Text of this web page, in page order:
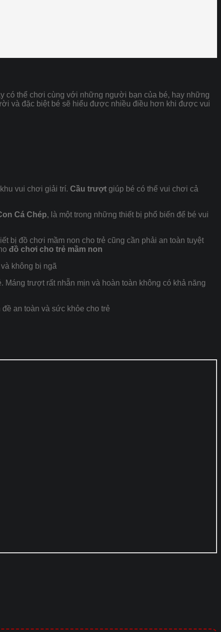
có thể chơi cùng với những người bạn của bé, hay những
và đặc biệt bé sẽ hiểu được nhiều điều hơn khi được vui
vui chơi giải trí. Cầu trượt giúp bé có thể vui chơi cả
Cá Chép, là một trong những thiết bị phổ biến để bé vui
bị đồ chơi mầm non cho trẻ cũng cần phải an toàn tuyệt
đồ chơi cho trẻ mầm non
không bị ngã
trượt rất nhẵn mịn và hoàn toàn không có khả năng
an toàn và sức khỏe cho trẻ